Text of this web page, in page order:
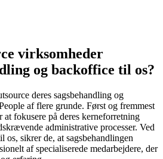
virksomheder
og backoffice til os?
deres sagsbehandling og
af flere grunde. Først og fremmest
fokusere på deres kerneforretning
administrative processer. Ved
os, sikrer de, at sagsbehandlingen
af specialiserede medarbejdere, der